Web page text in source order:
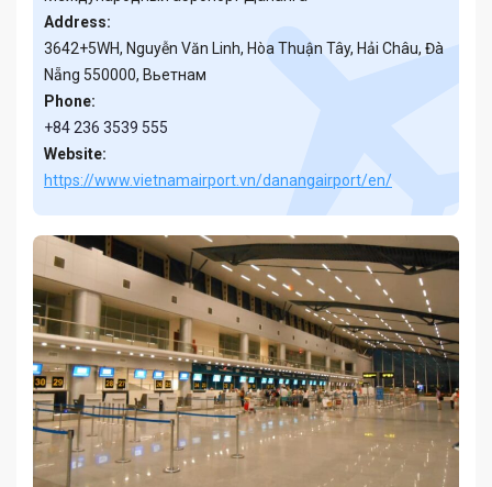
Address:
3642+5WH, Nguyễn Văn Linh, Hòa Thuận Tây, Hải Châu, Đà
Nẵng 550000, Вьетнам
Phone:
+84 236 3539 555
Website:
https://www.vietnamairport.vn/danangairport/en/